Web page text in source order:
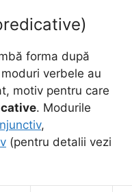
forma după
verbele au
motiv pentru care
. Modurile
,
(pentru detalii vezi